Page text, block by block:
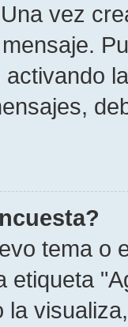
vez
tema o
etiqueta
la